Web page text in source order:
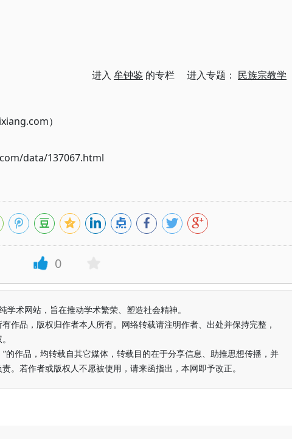
进入 牟钟鉴 的专栏 进入专题： 民族宗教学
）
data/137067.html
0
术网站，旨在推动学术繁荣、塑造社会精神。
作品，版权归作者本人所有。网络转载请注明作者、出处并保持完整，
”的作品，均转载自其它媒体，转载目的在于分享信息、助推思想传播，并
。若作者或版权人不愿被使用，请来函指出，本网即予改正。